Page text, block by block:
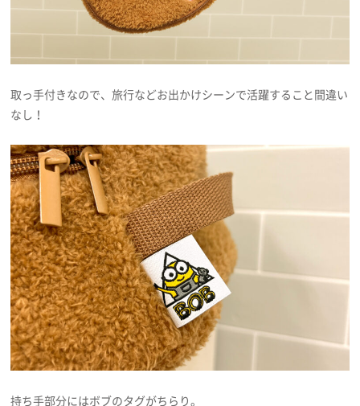
取っ手付きなので、旅行などお出かけシーンで活躍すること間違い
なし！
持ち手部分にはボブのタグがちらり。